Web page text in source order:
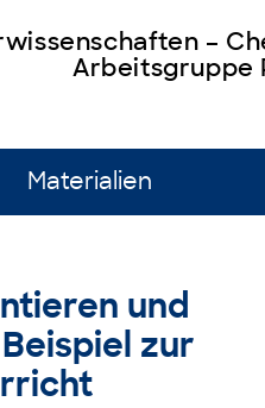
–
Arbeitsgruppe
Materialien
und
zur